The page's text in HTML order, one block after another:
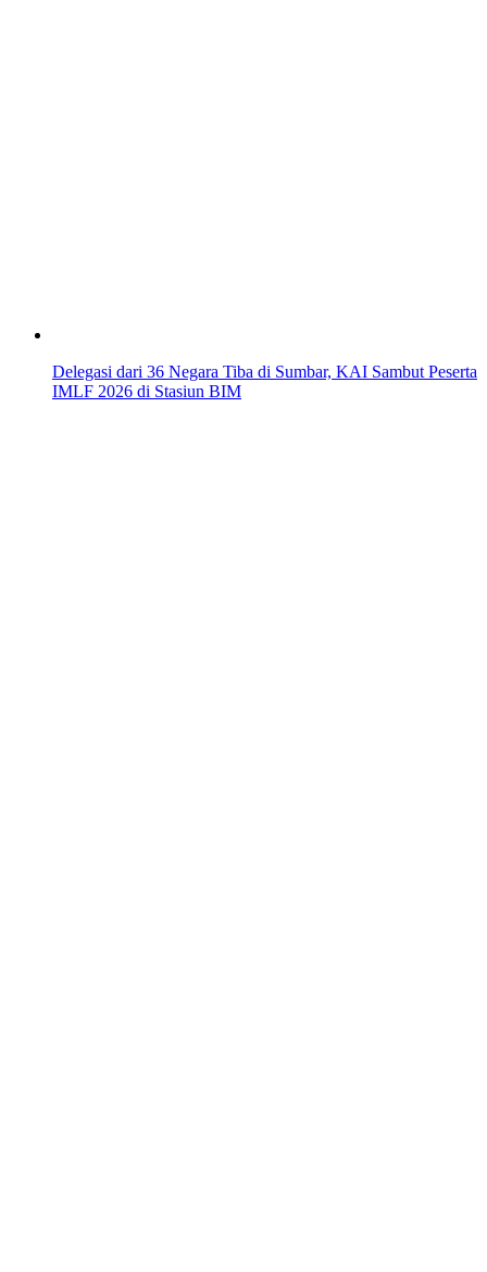
Delegasi dari 36 Negara Tiba di Sumbar, KAI Sambut Peserta
IMLF 2026 di Stasiun BIM